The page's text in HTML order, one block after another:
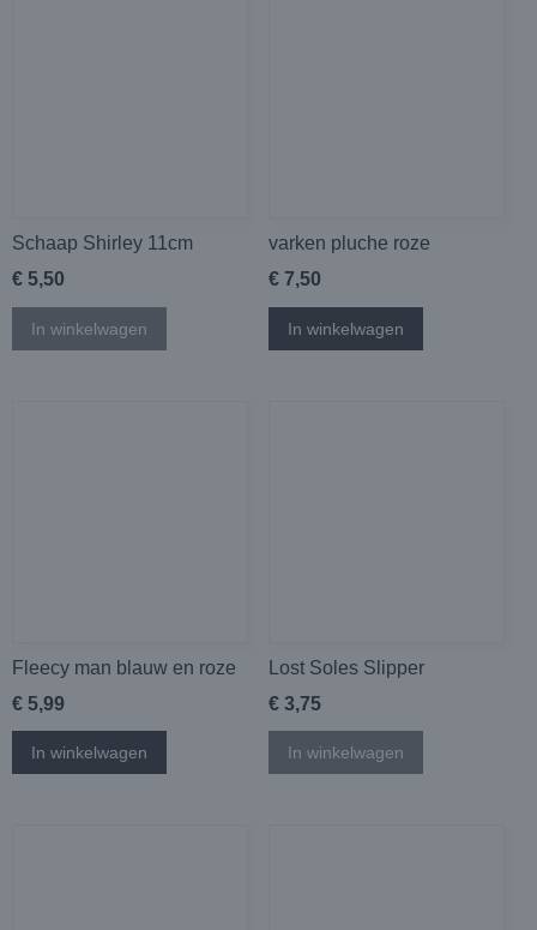
Schaap Shirley 11cm
€ 5,50
In winkelwagen
varken pluche roze
€ 7,50
In winkelwagen
Fleecy man blauw en roze
€ 5,99
In winkelwagen
Lost Soles Slipper
€ 3,75
In winkelwagen